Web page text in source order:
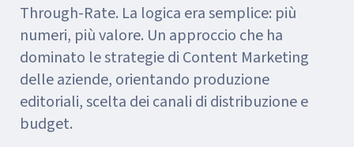
Through-Rate. La logica era semplice: più
numeri, più valore. Un approccio che ha
dominato le strategie di Content Marketing
delle aziende, orientando produzione
editoriali, scelta dei canali di distribuzione e
budget.